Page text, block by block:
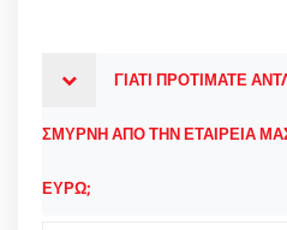
ΓΙΑΤΙ ΠΡΟΤΙΜΑΤΕ
ΣΜΥΡΝΗ ΑΠΟ ΤΗΝ ΕΤΑΙΡΕΙΑ
ΕΥΡΩ;